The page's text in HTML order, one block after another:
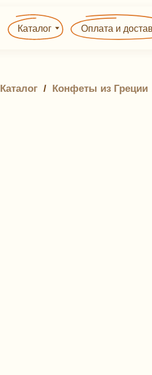
Каталог Оплата и доставка
Каталог / Конфеты из Греции